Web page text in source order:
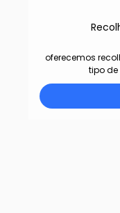
oferecemos
tipo